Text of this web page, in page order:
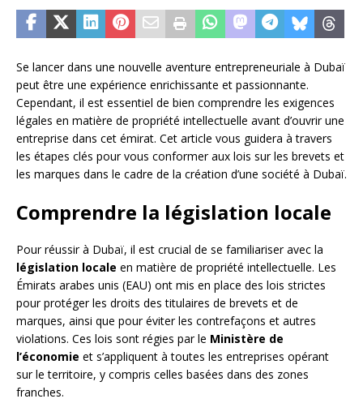
Se lancer dans une nouvelle aventure entrepreneuriale à Dubaï
peut être une expérience enrichissante et passionnante.
Cependant, il est essentiel de bien comprendre les exigences
légales en matière de propriété intellectuelle avant d’ouvrir une
entreprise dans cet émirat. Cet article vous guidera à travers
les étapes clés pour vous conformer aux lois sur les brevets et
les marques dans le cadre de la création d’une société à Dubaï.
Comprendre la législation locale
Pour réussir à Dubaï, il est crucial de se familiariser avec la
législation locale en matière de propriété intellectuelle. Les
Émirats arabes unis (EAU) ont mis en place des lois strictes
pour protéger les droits des titulaires de brevets et de
marques, ainsi que pour éviter les contrefaçons et autres
violations. Ces lois sont régies par le Ministère de
l’économie et s’appliquent à toutes les entreprises opérant
sur le territoire, y compris celles basées dans des zones
franches.